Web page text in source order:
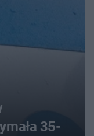
35-